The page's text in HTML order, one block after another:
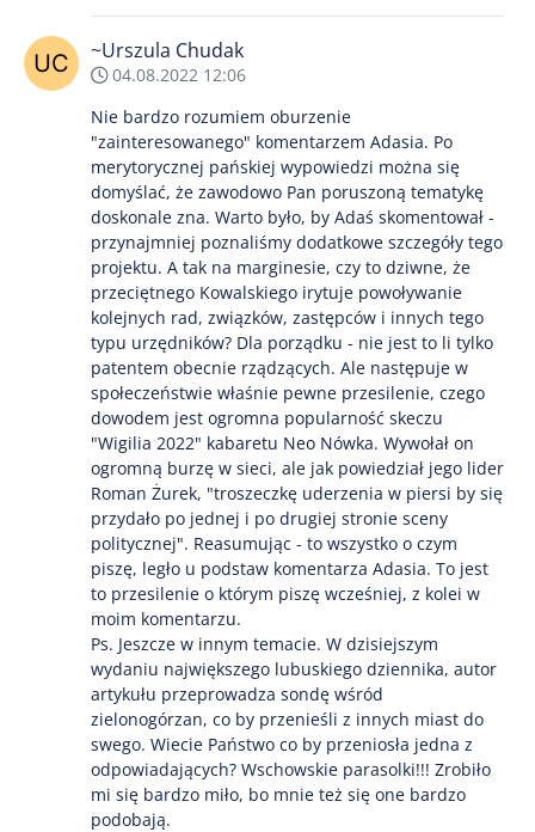
~Urszula Chudak
04.08.2022 12:06
Nie bardzo rozumiem oburzenie
"zainteresowanego" komentarzem Adasia. Po
merytorycznej pańskiej wypowiedzi można się
domyślać, że zawodowo Pan poruszoną tematykę
doskonale zna. Warto było, by Adaś skomentował -
przynajmniej poznaliśmy dodatkowe szczegóły tego
projektu. A tak na marginesie, czy to dziwne, że
przeciętnego Kowalskiego irytuje powoływanie
kolejnych rad, związków, zastępców i innych tego
typu urzędników? Dla porządku - nie jest to li tylko
patentem obecnie rządzących. Ale następuje w
społeczeństwie właśnie pewne przesilenie, czego
dowodem jest ogromna popularność skeczu
"Wigilia 2022" kabaretu Neo Nówka. Wywołał on
ogromną burzę w sieci, ale jak powiedział jego lider
Roman Żurek, "troszeczkę uderzenia w piersi by się
przydało po jednej i po drugiej stronie sceny
politycznej". Reasumując - to wszystko o czym
piszę, legło u podstaw komentarza Adasia. To jest
to przesilenie o którym piszę wcześniej, z kolei w
moim komentarzu.
Ps. Jeszcze w innym temacie. W dzisiejszym
wydaniu największego lubuskiego dziennika, autor
artykułu przeprowadza sondę wśród
zielonogórzan, co by przenieśli z innych miast do
swego. Wiecie Państwo co by przeniosła jedna z
odpowiadających? Wschowskie parasolki!!! Zrobiło
mi się bardzo miło, bo mnie też się one bardzo
podobają.